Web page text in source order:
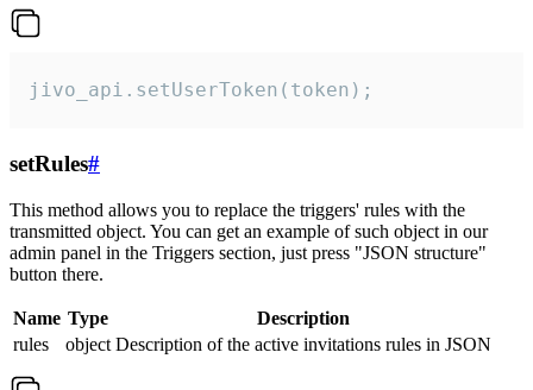
jivo_api.setUserToken(token);
setRules#
This method allows you to replace the triggers' rules with the
transmitted object. You can get an example of such object in our
admin panel in the Triggers section, just press "JSON structure"
button there.
Name Type
Description
rules
object Description of the active invitations rules in JSON